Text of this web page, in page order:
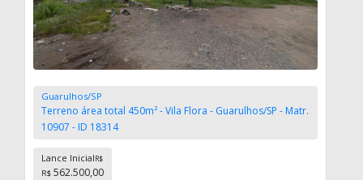
Guarulhos/SP
Terreno área total 450m² - Vila Flora - Guarulhos/SP - Matr.
10907 - ID 18314
Lance InicialR$
R$ 562.500,00